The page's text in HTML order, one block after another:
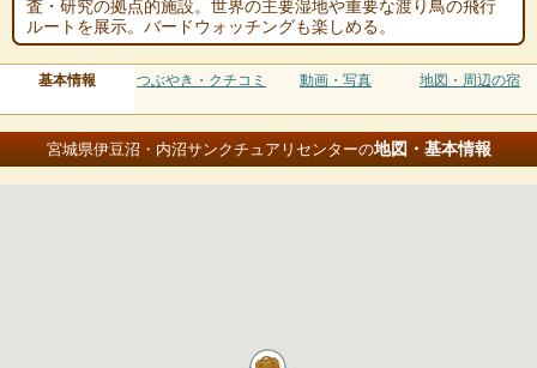
査・研究の拠点的施設。世界の主要湿地や重要な渡り鳥の飛行
ルートを展示。バードウォッチングも楽しめる。
基本情報 つぶやき・クチコミ 動画・写真 地図・周辺の宿
宮城県伊豆沼・内沼サンクチュアリセンターの地図・基本情報